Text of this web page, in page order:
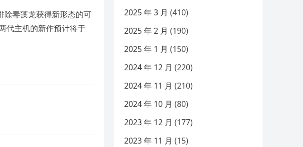
除毒藻龙获得新形态的可
代主机的新作预计将于
2025 年 3 月 (410)
2025 年 2 月 (190)
2025 年 1 月 (150)
2024 年 12 月 (220)
2024 年 11 月 (210)
2024 年 10 月 (80)
2023 年 12 月 (177)
2023 年 11 月 (15)